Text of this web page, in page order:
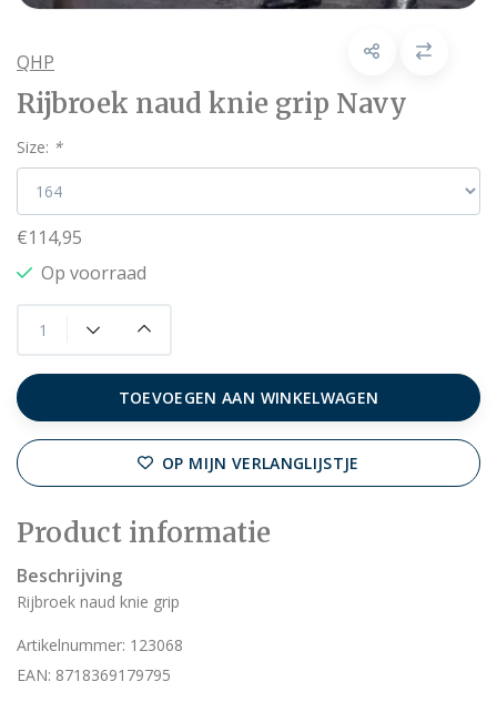
QHP
Rijbroek naud knie grip Navy
Size: *
€114,95
Op voorraad
TOEVOEGEN AAN WINKELWAGEN
OP MIJN VERLANGLIJSTJE
Product informatie
Beschrijving
Rijbroek naud knie grip
Artikelnummer: 123068
EAN: 8718369179795